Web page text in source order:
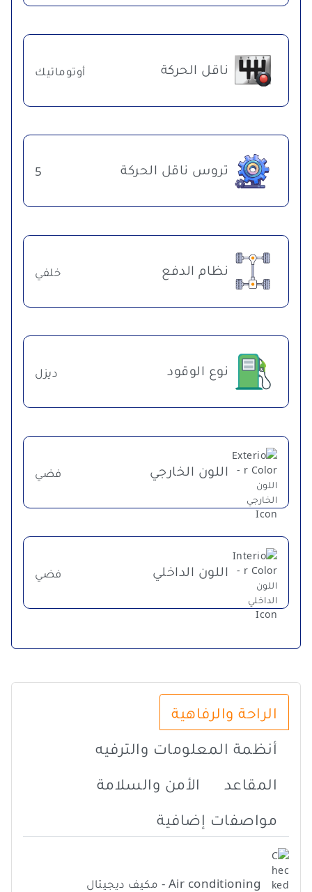
ناقل الحركة أوتوماتيك
تروس ناقل الحركة 5
نظام الدفع خلفي
نوع الوقود ديزل
اللون الخارجي فضي
اللون الداخلي فضي
الراحة والرفاهية
أنظمة المعلومات والترفيه
المقاعد
الأمن والسلامة
مواصفات إضافية
Air conditioning - مكيف ديجيتال